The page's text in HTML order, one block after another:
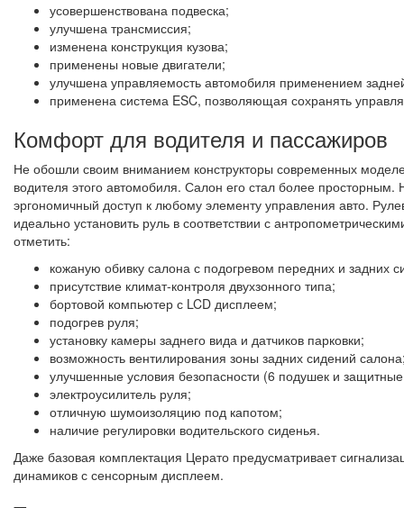
усовершенствована подвеска;
улучшена трансмиссия;
изменена конструкция кузова;
применены новые двигатели;
улучшена управляемость автомобиля применением
применена система ESC, позволяющая сохранять
Комфорт для водителя и пассажиров
Не обошли своим вниманием конструкторы современных
водителя этого автомобиля. Салон его стал более
эргономичный доступ к любому элементу управления авто.
идеально установить руль в соответствии с
отметить:
кожаную обивку салона с подогревом передних и задних
присутствие климат-контроля двухзонного типа;
бортовой компьютер с LCD дисплеем;
подогрев руля;
установку камеры заднего вида и датчиков парковки;
возможность вентилирования зоны задних сидений
улучшенные условия безопасности (6 подушек и
электроусилитель руля;
отличную шумоизоляцию под капотом;
наличие регулировки водительского сиденья.
Даже базовая комплектация Церато предусматривает
динамиков с сенсорным дисплеем.